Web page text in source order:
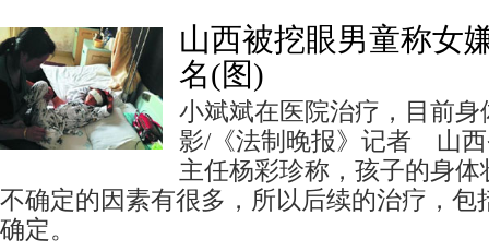
山西被挖眼男童称女
名(图)
小斌斌在医院治疗，目前
影/《法制晚报》记者 山
主任杨彩珍称，孩子的身
不确定的因素有很多，所以后续的治疗，包
确定。